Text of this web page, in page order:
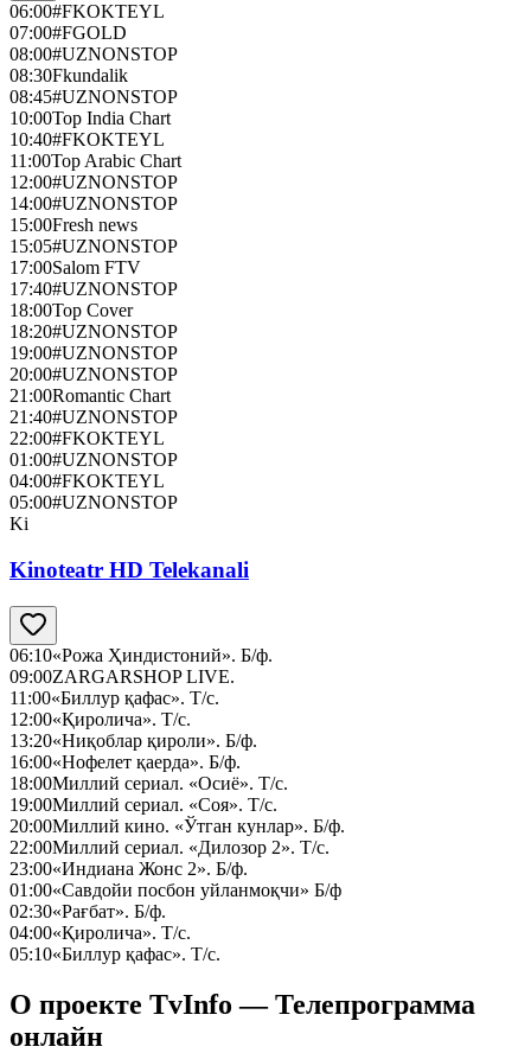
06:00#FKOKTEYL
07:00#FGOLD
08:00#UZNONSTOP
08:30Fkundalik
08:45#UZNONSTOP
10:00Top India Chart
10:40#FKOKTEYL
11:00Top Arabic Chart
12:00#UZNONSTOP
14:00#UZNONSTOP
15:00Fresh news
15:05#UZNONSTOP
17:00Salom FTV
17:40#UZNONSTOP
18:00Top Cover
18:20#UZNONSTOP
19:00#UZNONSTOP
20:00#UZNONSTOP
21:00Romantic Chart
21:40#UZNONSTOP
22:00#FKOKTEYL
01:00#UZNONSTOP
04:00#FKOKTEYL
05:00#UZNONSTOP
Ki
Kinoteatr HD Telekanali
06:10«Рожа Ҳиндистоний». Б/ф.
09:00ZARGARSHOP LIVE.
11:00«Биллур қафас». Т/с.
12:00«Қиролича». Т/с.
13:20«Ниқоблар қироли». Б/ф.
16:00«Нофелет қаерда». Б/ф.
18:00Миллий сериал. «Осиё». Т/с.
19:00Миллий сериал. «Соя». Т/с.
20:00Миллий кино. «Ўтган кунлар». Б/ф.
22:00Миллий сериал. «Дилозор 2». Т/с.
23:00«Индиана Жонс 2». Б/ф.
01:00«Савдойи посбон уйланмоқчи» Б/ф
02:30«Рағбат». Б/ф.
04:00«Қиролича». Т/с.
05:10«Биллур қафас». Т/с.
О проекте TvInfo — Телепрограмма
онлайн